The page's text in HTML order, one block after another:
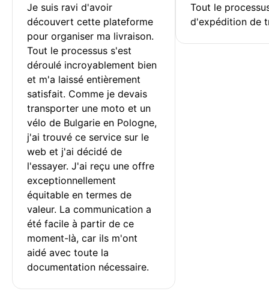
Je suis ravi d'avoir
découvert cette plateforme
pour organiser ma livraison.
Tout le processus s'est
déroulé incroyablement bien
et m'a laissé entièrement
satisfait. Comme je devais
transporter une moto et un
vélo de Bulgarie en Pologne,
j'ai trouvé ce service sur le
web et j'ai décidé de
l'essayer. J'ai reçu une offre
exceptionnellement
équitable en termes de
valeur. La communication a
été facile à partir de ce
moment-là, car ils m'ont
aidé avec toute la
documentation nécessaire.
Tout le
d'expédition de